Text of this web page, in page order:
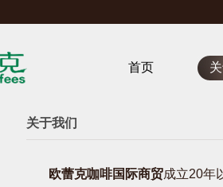
首页
关于我们
欧蕾克咖啡国际商贸成立20年